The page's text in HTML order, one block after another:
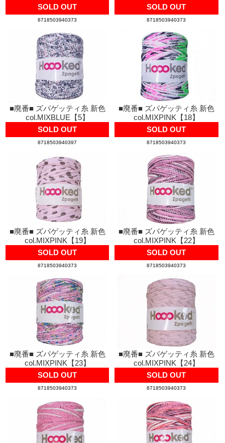
SOLD OUT
8718503940373
SOLD OUT
8718503940373
■廃番■ ズパゲッティ糸 新色
col.MIXBLUE【5】
SOLD OUT
8718503940397
■廃番■ ズパゲッティ糸 新色
col.MIXPINK【18】
SOLD OUT
8718503940373
■廃番■ ズパゲッティ糸 新色
col.MIXPINK【19】
SOLD OUT
8718503940373
■廃番■ ズパゲッティ糸 新色
col.MIXPINK【22】
SOLD OUT
8718503940373
■廃番■ ズパゲッティ糸 新色
col.MIXPINK【23】
SOLD OUT
8718503940373
■廃番■ ズパゲッティ糸 新色
col.MIXPINK【24】
SOLD OUT
8718503940373